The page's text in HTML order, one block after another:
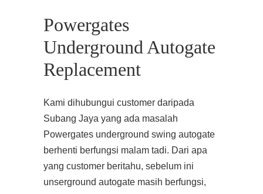
Powergates
Underground Autogate
Replacement
Kami dihubungui customer daripada
Subang Jaya yang ada masalah
Powergates underground swing autogate
berhenti berfungsi malam tadi. Dari apa
yang customer beritahu, sebelum ini
unserground autogate masih berfungsi,